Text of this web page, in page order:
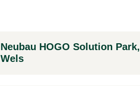
Neubau HOGO Solution Park,
Wels